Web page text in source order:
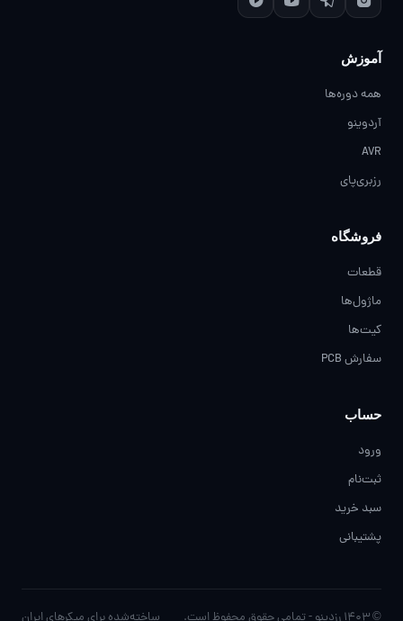
آموزش
همه دوره‌ها
آردوینو
AVR
رزبری‌پای
فروشگاه
قطعات
ماژول‌ها
کیت‌ها
سفارش PCB
حساب
ورود
ثبت‌نام
سبد خرید
پشتیبانی